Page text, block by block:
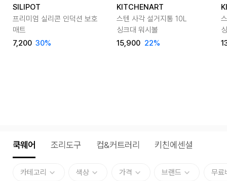
SILIPOT
프리미엄 실리콘 인덕션 보호
매트
7,200 30%
KITCHENART
스텐 사각 설거지통 10L
싱크대 워시볼
15,900 22%
쿡웨어 조리도구 컵&커트러리 키친에센셜
카테고리 색상 가격 브랜드 무료